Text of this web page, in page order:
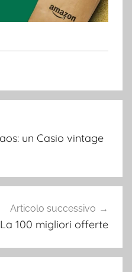
un Casio vintage
Articolo successivo
La 100 migliori offerte